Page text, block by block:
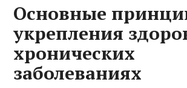
Основные
укрепления
хронических
заболеваниях